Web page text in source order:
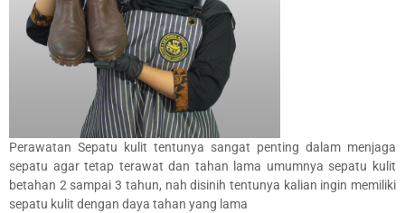
Perawatan Sepatu kulit tentunya sangat penting dalam menjaga
sepatu agar tetap terawat dan tahan lama umumnya sepatu kulit
betahan 2 sampai 3 tahun, nah disinih tentunya kalian ingin memiliki
sepatu kulit dengan daya tahan yang lama